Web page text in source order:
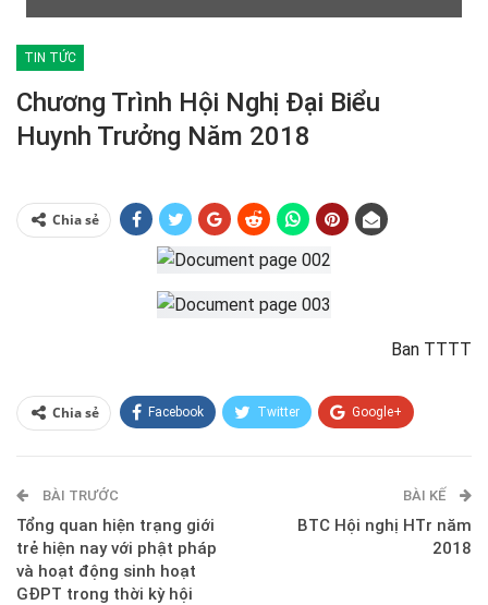
TIN TỨC
Chương Trình Hội Nghị Đại Biểu
Huynh Trưởng Năm 2018
Chia sẻ
Ban TTTT
Chia sẻ Facebook Twitter Google+
E-mail
BÀI TRƯỚC
Tổng quan hiện trạng giới
trẻ hiện nay với phật pháp
và hoạt động sinh hoạt
GĐPT trong thời kỳ hội
BÀI KẾ
BTC Hội nghị HTr năm
2018